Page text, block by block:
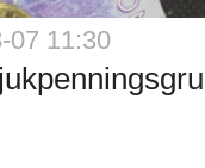
07 11:30